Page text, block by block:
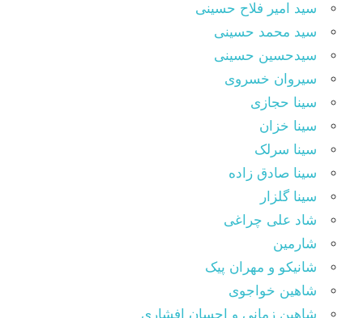
سید امیر فلاح حسینی
سید محمد حسینی
سیدحسین حسینی
سیروان خسروی
سینا حجازی
سینا خزان
سینا سرلک
سینا صادق زاده
سینا گلزار
شاد علی چراغی
شارمین
شانیکو و مهران پیک
شاهین خواجوی
شاهین زمانی و احسان افشاری